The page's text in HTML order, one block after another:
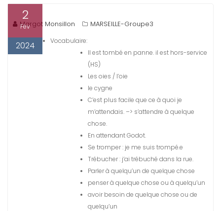
2
Fév
2024
Margot Monsillon MARSEILLE-Groupe3
Vocabulaire:
Il est tombé en panne. il est hors-service
(HS)
Les oies / l’oie
le cygne
C’est plus facile que ce à quoi je
m’attendais. –> s’attendre à quelque
chose.
En attendant Godot.
Se tromper : je me suis trompé.e
Trébucher : j’ai trébuché dans la rue.
Parler à quelqu’un de quelque chose
penser à quelque chose ou à quelqu’un
avoir besoin de quelque chose ou de
quelqu’un